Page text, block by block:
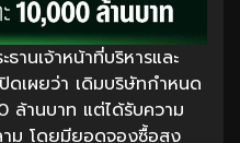
านเจ้าหน้าที่บริหารและ
ดเผยว่า เดิมบริษัทกำหนด
ล้านบาท แต่ได้รับความ
ม โดยมียอดจองซื้อสูง